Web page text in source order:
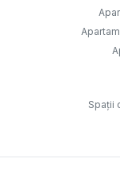
Spații